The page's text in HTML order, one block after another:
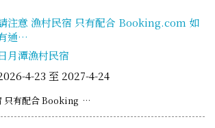
注意 漁村民宿 只有配合 Booking.com 如
通…
月潭漁村民宿
4-23 至 2027-4-24
只有配合 Booking …